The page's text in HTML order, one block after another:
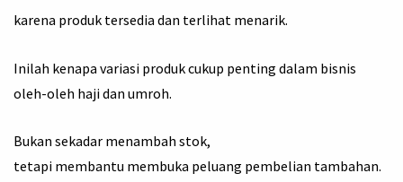
karena produk tersedia dan terlihat menarik.
Inilah kenapa variasi produk cukup penting dalam bisnis
oleh-oleh haji dan umroh.
Bukan sekadar menambah stok,
tetapi membantu membuka peluang pembelian tambahan.